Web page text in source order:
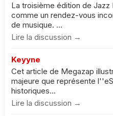
La troisième édition de Jazz
comme un rendez-vous
de musique. ...
Lire la discussion →
Keyyne
Cet article de Megazap
majeure que représente
historiques...
Lire la discussion →